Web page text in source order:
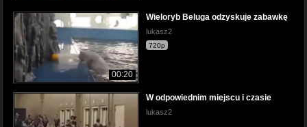
00:20
Wieloryb Beluga odzyskuje zabawkę
lukasz2
720p
W odpowiednim miejscu i czasie
lukasz2